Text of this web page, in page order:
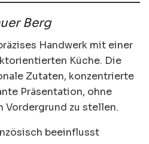
Berg
Handwerk mit einer
Küche. Die
Zutaten, konzentrierte
Präsentation, ohne
Vordergrund zu stellen.
beeinflusst